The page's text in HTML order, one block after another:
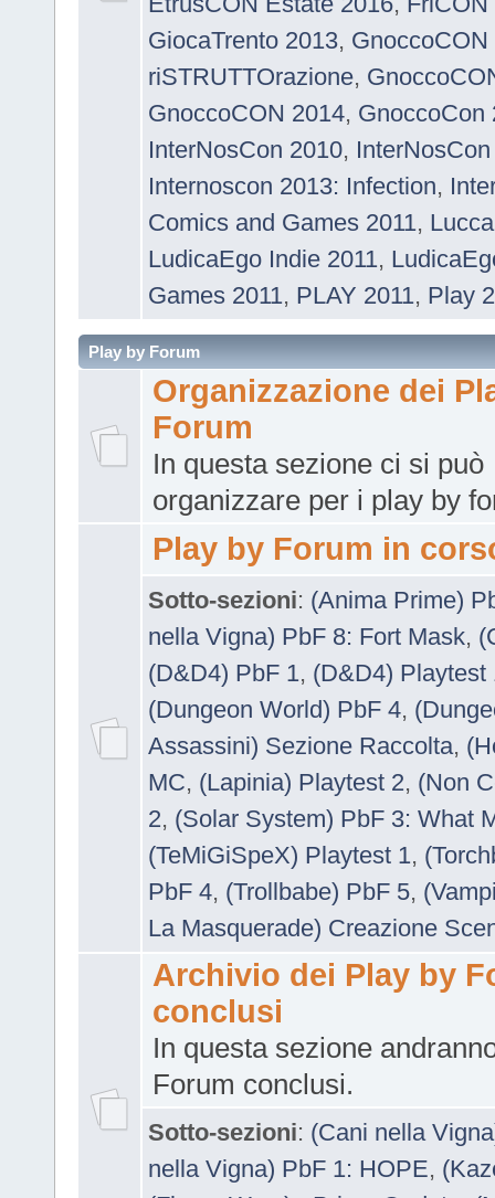
GiocaTrento 2013, GnoccoCON
riSTRUTTOrazione,
GnoccoCON 2014, GnoccoCon
InterNosCon 2010,
Internoscon 2013: Infection,
Comics and Games 2011,
LudicaEgo Indie 2011,
Games 2011, PLAY 2011, Play
Play by Forum
Organizzazione dei
Forum
In questa sezione ci si può
organizzare per i play by
Play by Forum in
Sotto-sezioni: (Anima Prime)
nella Vigna) PbF 8: Fort Mask,
(D&D4) PbF 1, (D&D4)
(Dungeon World) PbF 4,
Assassini) Sezione Raccolta,
MC, (Lapinia) Playtest 2, (Non
2, (Solar System) PbF 3: What
(TeMiGiSpeX) Playtest 1,
PbF 4, (Trollbabe) PbF 5,
La Masquerade) Creazione
Archivio dei Play by
conclusi
In questa sezione
Forum conclusi.
Sotto-sezioni: (Cani nella
nella Vigna) PbF 1: HOPE,